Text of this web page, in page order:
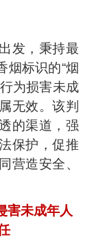
发，秉持最
烟标识的“烟
为损害未成
无效。该判
的渠道，强
保护，促推
营造安全、
害未成年人